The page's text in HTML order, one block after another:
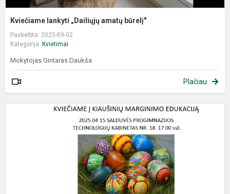
Kviečiame lankyti „Dailiųjų amatų būrelį"
Paskelbta: 2025-09-02
Kategorija: Kvietimai
Mokytojas Gintaras Daukša
Plačiau